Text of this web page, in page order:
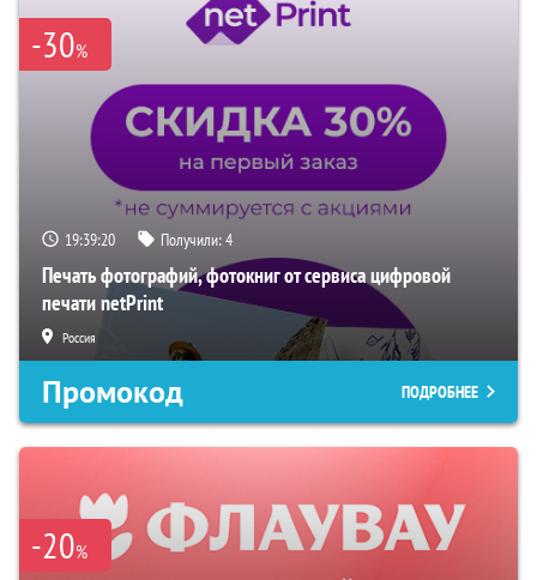
-30%
19:39:19 Получили:4
Печать фотографий, фотокниг от сервиса цифровой
печати netPrint
Россия
Промокод ПОДРОБНЕЕ
-20%